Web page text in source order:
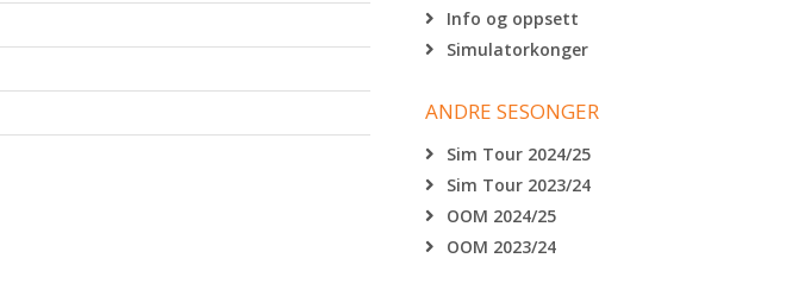
Info og oppsett
Simulatorkonger
ANDRE SESONGER
Sim Tour 2024/25
Sim Tour 2023/24
OOM 2024/25
OOM 2023/24